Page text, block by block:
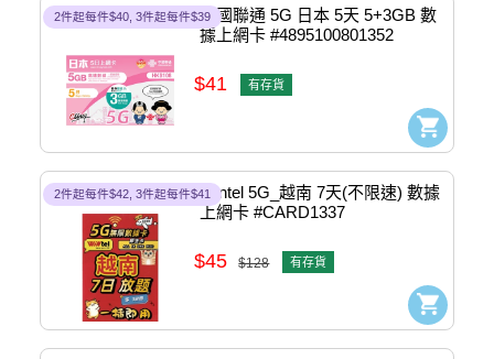
2件起每件$40, 3件起每件$39中國聯通 5G 日本 5天 5+3GB 數
據上網卡 #4895100801352
$41 有存貨
2件起每件$42, 3件起每件$41Wintel 5G_越南 7天(不限速) 數據
上網卡 #CARD1337
$45 $128 有存貨